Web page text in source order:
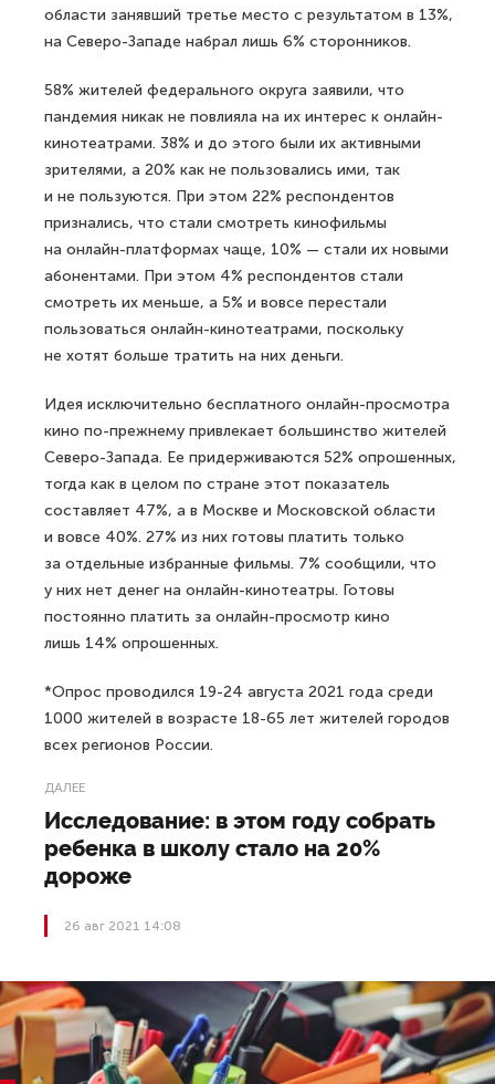
области занявший третье место с результатом в 13%,
на Северо-Западе набрал лишь 6% сторонников.
58% жителей федерального округа заявили, что
пандемия никак не повлияла на их интерес к онлайн-
кинотеатрами. 38% и до этого были их активными
зрителями, а 20% как не пользовались ими, так
и не пользуются. При этом 22% респондентов
признались, что стали смотреть кинофильмы
на онлайн-платформах чаще, 10% — стали их новыми
абонентами. При этом 4% респондентов стали
смотреть их меньше, а 5% и вовсе перестали
пользоваться онлайн-кинотеатрами, поскольку
не хотят больше тратить на них деньги.
Идея исключительно бесплатного онлайн-просмотра
кино по-прежнему привлекает большинство жителей
Северо-Запада. Ее придерживаются 52% опрошенных,
тогда как в целом по стране этот показатель
составляет 47%, а в Москве и Московской области
и вовсе 40%. 27% из них готовы платить только
за отдельные избранные фильмы. 7% сообщили, что
у них нет денег на онлайн-кинотеатры. Готовы
постоянно платить за онлайн-просмотр кино
лишь 14% опрошенных.
*Опрос проводился 19-24 августа 2021 года среди
1000 жителей в возрасте 18-65 лет жителей городов
всех регионов России.
ДАЛЕЕ
Исследование: в этом году собрать
ребенка в школу стало на 20%
дороже
26 авг 2021 14:08